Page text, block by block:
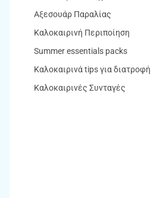
Αξεσουάρ Παραλίας
Καλοκαιρινή Περιποίηση
Summer essentials packs
Καλοκαιρινά tips για διατροφή
Καλοκαιρινές Συνταγές